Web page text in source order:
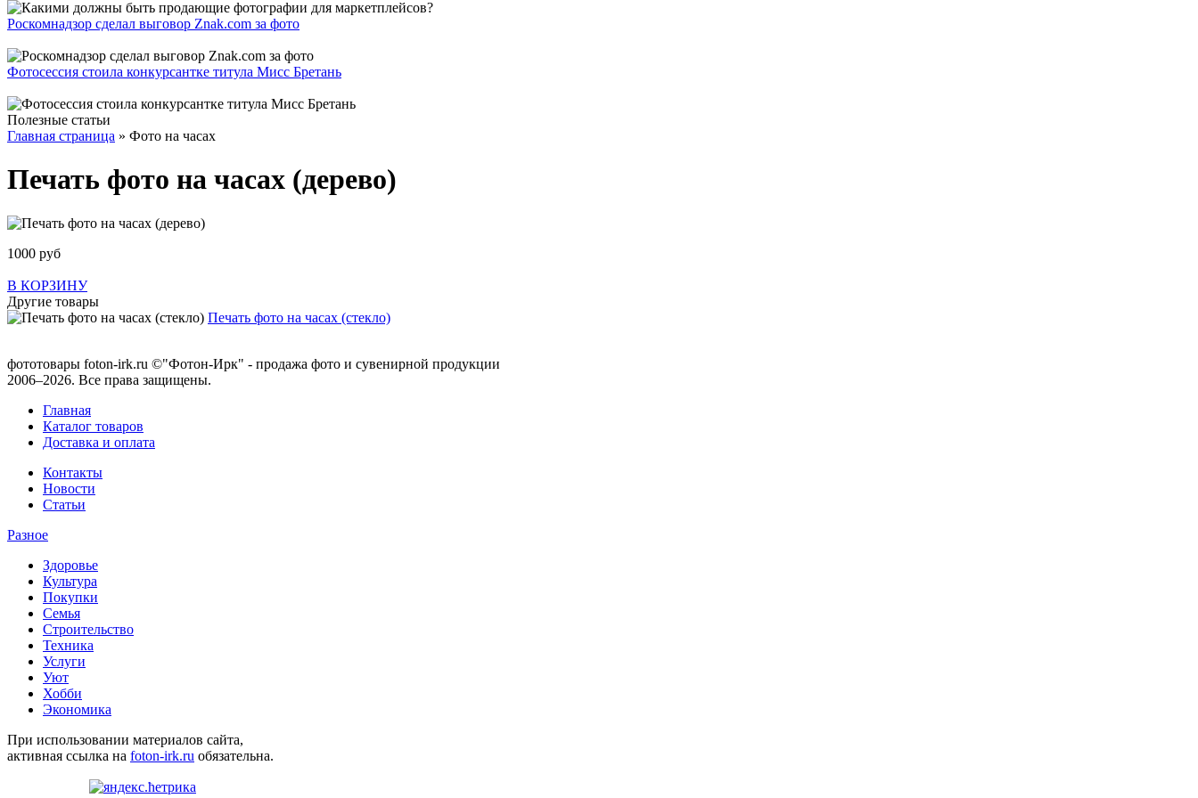
Роскомнадзор сделал выговор Znak.com за фото
Фотосессия стоила конкурсантке титула Мисс Бретань
Полезные статьи
Главная страница » Фото на часах
Печать фото на часах (дерево)
1000 руб
В КОРЗИНУ
Другие товары
Печать фото на часах (стекло)
фототовары foton-irk.ru ©"Фотон-Ирк" - продажа фото и сувенирной продукции
2006–2026. Все права защищены.
Главная
Каталог товаров
Доставка и оплата
Контакты
Новости
Статьи
Разное
Здоровье
Культура
Покупки
Семья
Строительство
Техника
Услуги
Уют
Хобби
Экономика
При использовании материалов сайта,
активная ссылка на foton-irk.ru обязательна.